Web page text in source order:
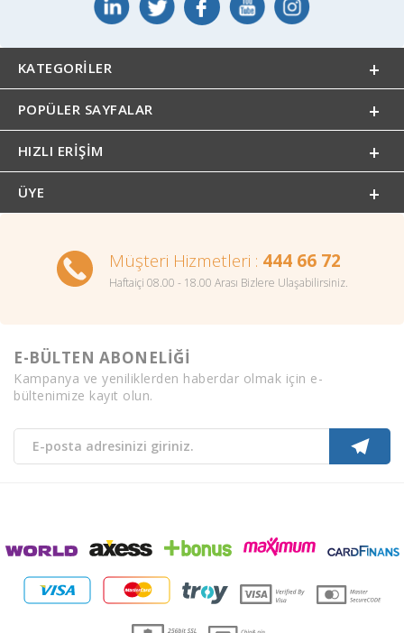
KATEGORILER
POPÜLER SAYFALAR
HIZLI ERIŞIM
ÜYE
Müşteri Hizmetleri : 444 66 72
Haftaiçi 08.00 - 18.00 Arası Bizlere Ulaşabilirsiniz.
E-BÜLTEN ABONELİĞİ
Kampanya ve yeniliklerden haberdar olmak için e-
bültenimize kayıt olun.